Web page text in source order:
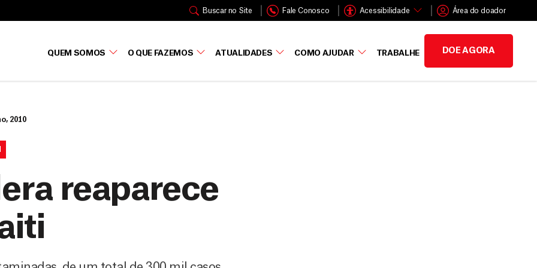
Buscar no Site Fale Conosco Acessibilidade Área do doador
QUEM SOMOS O QUE FAZEMOS ATUALIDADES COMO AJUDAR TRABALHE DOE AGORA
2010
reaparece